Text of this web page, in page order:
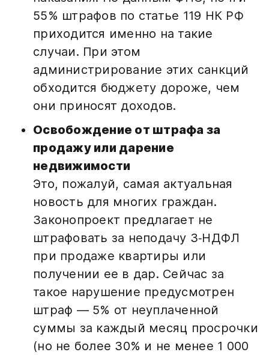
55% штрафов по статье 119 НК РФ
приходится именно на такие
случаи. При этом
администрирование этих санкций
обходится бюджету дороже, чем
они приносят доходов.
Освобождение от штрафа за
продажу или дарение
недвижимости
Это, пожалуй, самая актуальная
новость для многих граждан.
Законопроект предлагает не
штрафовать за неподачу 3‑НДФЛ
при продаже квартиры или
получении ее в дар. Сейчас за
такое нарушение предусмотрен
штраф — 5% от неуплаченной
суммы за каждый месяц просрочки
(но не более 30% и не менее 1 000